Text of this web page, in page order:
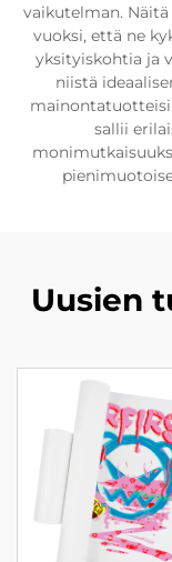
vaikutelman.
vuoksi, että ne
yksityiskohtia ja
niistä
sallii
Uusien